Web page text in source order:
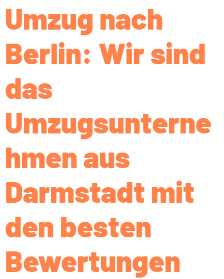
Umzug nach
Berlin: Wir sind
das
Umzugsunterne
hmen aus
Darmstadt mit
den besten
Bewertungen